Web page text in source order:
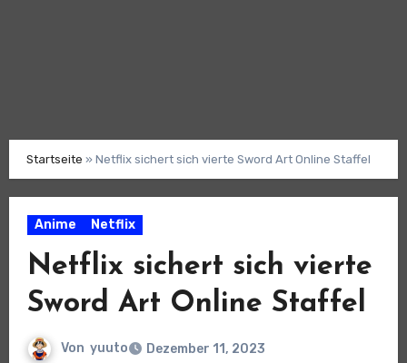
Startseite » Netflix sichert sich vierte Sword Art Online Staffel
Anime Netflix
Netflix sichert sich vierte
Sword Art Online Staffel
Von yuuto
Dezember 11, 2023